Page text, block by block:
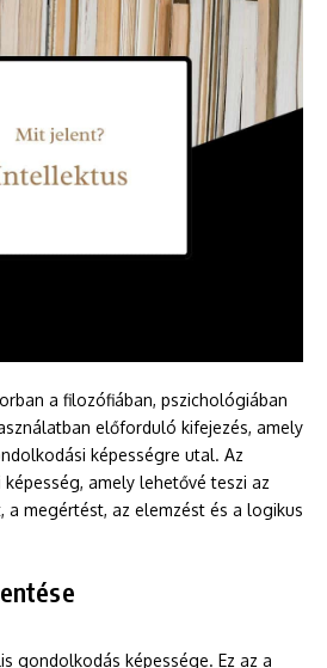
a filozófiában, pszichológiában
előforduló kifejezés, amely
képességre utal. Az
amely lehetővé teszi az
megértést, az elemzést és a logikus
gondolkodás képessége. Ez az a